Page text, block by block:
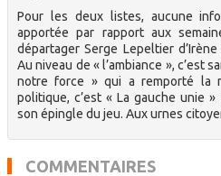
Pour les deux listes, aucune
apportée par rapport aux
départager Serge Lepeltier
Au niveau de « l’ambiance », c’est
notre force » qui a remporté la
politique, c’est « La gauche unie
son épingle du jeu. Aux urnes
COMMENTAIRES